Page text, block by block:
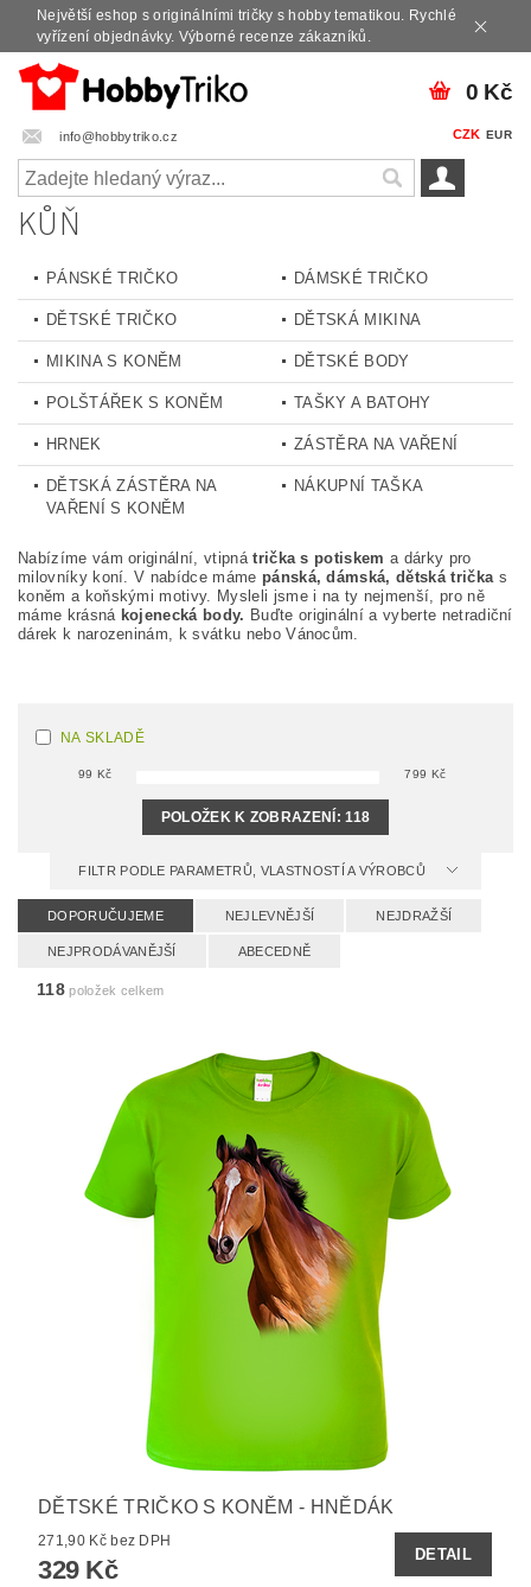
Největší eshop s originálními tričky s hobby tematikou. Rychlé
vyřízení objednávky. Výborné recenze zákazníků.
info@hobbytriko.cz CZK EUR
0 Kč
KŮŇ
PÁNSKÉ TRIČKO DÁMSKÉ TRIČKO
DĚTSKÉ TRIČKO DĚTSKÁ MIKINA
MIKINA S KONĚM DĚTSKÉ BODY
POLŠTÁŘEK S KONĚM TAŠKY A BATOHY
HRNEK ZÁSTĚRA NA VAŘENÍ
DĚTSKÁ ZÁSTĚRA NA
VAŘENÍ S KONĚM
NÁKUPNÍ TAŠKA
Nabízíme vám originální, vtipnátrička s potiskem a dárky pro
milovníky koní. V nabídce máme pánská, dámská, dětská tričkas
koněm a koňskými motivy. Mysleli jsme i na ty nejmenší, pro ně
máme krásná kojenecká body. Buďte originální a vyberte netradiční
dárek k narozeninám, k svátku nebo Vánocům.
NA SKLADĚ
99 Kč 799 Kč
POLOŽEK K ZOBRAZENÍ:118
FILTR PODLE PARAMETRŮ, VLASTNOSTÍ A VÝROBCŮ
DOPORUČUJEME NEJLEVNĚJŠÍ NEJDRAŽŠÍ
NEJPRODÁVANĚJŠÍ ABECEDNĚ
118položek celkem
DĚTSKÉ TRIČKO S KONĚM - HNĚDÁK
271,90 Kč bez DPH
329 Kč
DETAIL